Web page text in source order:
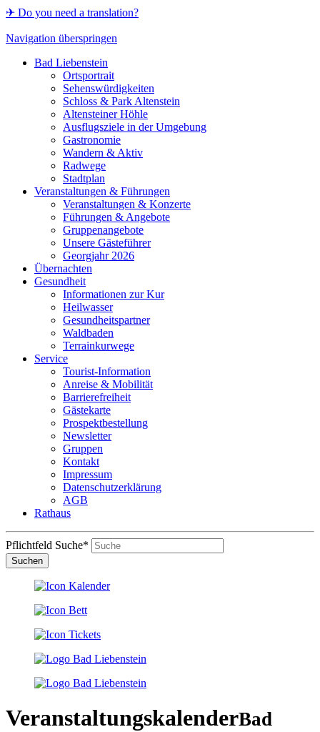
✈ Do you need a translation?
Navigation überspringen
Bad Liebenstein
Ortsportrait
Sehenswürdigkeiten
Schloss & Park Altenstein
Altensteiner Höhle
Ausflugsziele in der Umgebung
Gastronomie
Wandern & Aktiv
Radwege
Stadtplan
Veranstaltungen & Führungen
Veranstaltungen & Konzerte
Führungen & Angebote
Gruppenangebote
Unsere Gästeführer
Georgjahr 2026
Übernachten
Gesundheit
Informationen zur Kur
Heilwasser
Gesundheitspartner
Waldbaden
Terrainkurwege
Service
Tourist-Information
Anreise & Mobilität
Barrierefreiheit
Gästekarte
Prospektbestellung
Newsletter
Gruppen
Kontakt
Impressum
Datenschutzerklärung
AGB
Rathaus
Pflichtfeld Suche*
Suchen
VeranstaltungskalenderBad